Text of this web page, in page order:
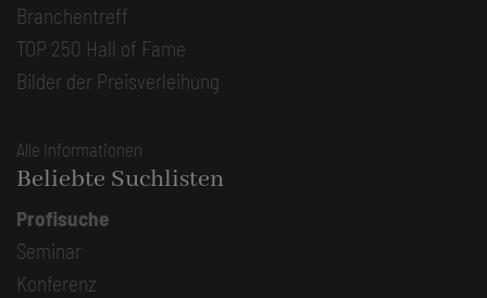
Branchentreff
TOP 250 Hall of Fame
Bilder der Preisverleihung
Alle Informationen
Beliebte Suchlisten
Profisuche
Seminar
Konferenz